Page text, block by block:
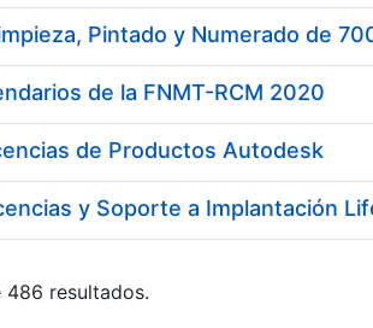
Pintado y Numerado de
de la FNMT-RCM 2020
de Productos Autodesk
y Soporte a Implantación
486 resultados.